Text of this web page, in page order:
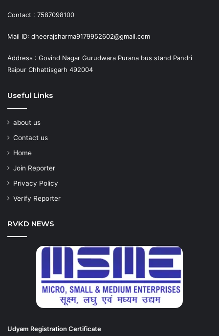
Contact : 7587098100
Mail ID: dheerajsharma9179952602@gmail.com
Address : Govind Nagar Gurudwara Purana bus stand Pandri
Raipur Chhattisgarh 492004
Useful Links
about us
Contact us
Home
Join Reporter
Privacy Policy
Verify Reporter
RVKD NEWS
Udyam Registration Certificate